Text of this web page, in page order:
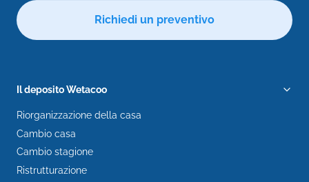
Richiedi un preventivo
Il deposito Wetacoo
Riorganizzazione della casa
Cambio casa
Cambio stagione
Ristrutturazione